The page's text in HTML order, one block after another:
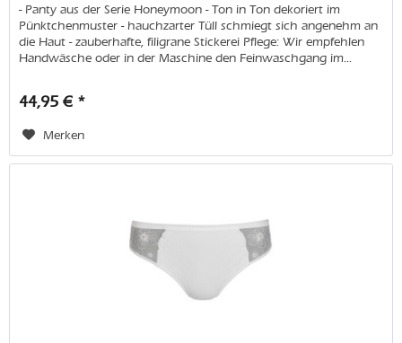
- Panty aus der Serie Honeymoon - Ton in Ton dekoriert im
Pünktchenmuster - hauchzarter Tüll schmiegt sich angenehm an
die Haut - zauberhafte, filigrane Stickerei Pflege: Wir empfehlen
Handwäsche oder in der Maschine den Feinwaschgang im...
44,95 € *
Merken